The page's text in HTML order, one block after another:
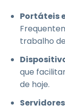
Portáteis
trabalho
que
de hoje.
Servidores